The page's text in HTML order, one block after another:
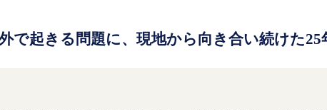
で起きる問題に、現地から向き合い続けた25